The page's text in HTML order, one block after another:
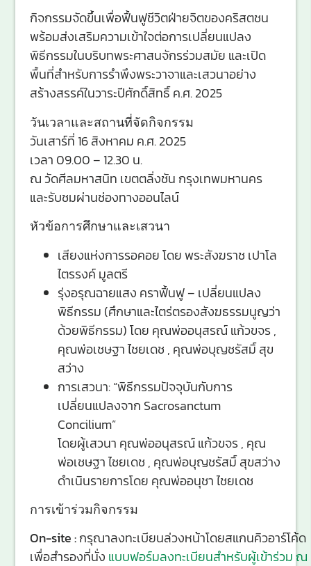
กิจกรรมจัดขึ้นเพื่อฟื้นฟูชีวิตฝ่ายจิตของคริสตชน
พร้อมส่งเสริมความเข้าใจต่อการเปลี่ยนแปลง
พิธีกรรมในบริบทพระศาสนจักรร่วมสมัย และเปิด
พื้นที่สำหรับการรำพึงพระวาจาและเสวนาอย่าง
สร้างสรรค์ในวาระปีศักดิ์สิทธิ์ ค.ศ. 2025
วันเวลาและสถานที่จัดกิจกรรม
วันเสาร์ที่ 16 สิงหาคม ค.ศ. 2025
เวลา 09.00 – 12.30 น.
ณ วัดศีลมหาสนิท เขตตลิ่งชัน กรุงเทพมหานคร
และรับชมผ่านช่องทางออนไลน์
หัวข้อการศึกษาและเสวนา
เสียงแห่งการรอคอย โดย พระสังฆราช เปาโล
ไตรรงค์ มูลตรี
รุ่งอรุณฉายแสง คราฟื้นฟู – เปลี่ยนแปลง
พิธีกรรม (ศึกษาและไตร่ตรองสังฆธรรมนูญว่า
ด้วยพิธีกรรม) โดย คุณพ่ออนุสรณ์ แก้วขจร ,
คุณพ่อเชษฐา ไชยเดช , คุณพ่อบุญชรัสมิ์ สุข
สว่าง
การเสวนา: “พิธีกรรมปัจจุบันกับการ
เปลี่ยนแปลงจาก Sacrosanctum
Concilium”
โดยผู้เสวนา คุณพ่ออนุสรณ์ แก้วขจร , คุณ
พ่อเชษฐา ไชยเดช , คุณพ่อบุญชรัสมิ์ สุขสว่าง
ดำเนินรายการโดย คุณพ่ออนุชา ไชยเดช
การเข้าร่วมกิจกรรม
On-site :กรุณาลงทะเบียนล่วงหน้าโดยสแกนคิวอาร์โค้ด
เพื่อสำรองที่นั่ง แบบฟอร์มลงทะเบียนสำหรับผู้เข้าร่วม ณ